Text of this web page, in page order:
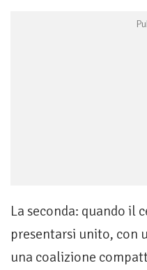
La seconda: quando il
presentarsi unito, con
una coalizione